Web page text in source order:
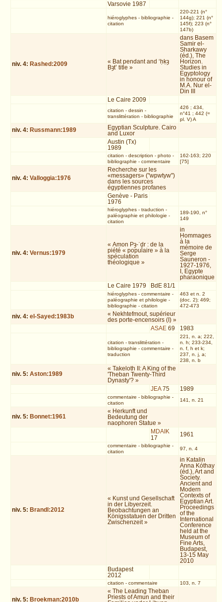
Varsovie 1987
hiéroglyphes- bibliographie -
citation
220-221 (n°
144g); 221 (n°
145f); 223 (n°
147b)
niv. 4: Rashed:2009
« Bat pendant and ‘ḥḳȝ
Bȝt’ title »
dans Basem
Samir el-
Sharkawy
(éd.), The
Horizon.
Studies in
Egyptology
in honour of
M.A. Nur el-
Din III
Le Caire 2009
citation - dessin -
translittération - bibliographie
426 ; 434,
n°41 ; 442 (=
pl. V) A
niv. 4: Russmann:1989
Egyptian Sculpture. Cairo
and Luxor
Austin (Tx)
1989
citation - description - photo-
bibliographie - commentaire
162-163; 220
[75]
niv. 4:Valloggia:1976
Recherche sur les
«messagers» ("wpwtyw")
dans les sources
égyptiennes profanes
Genève - Paris
1976
hiéroglyphes- traduction -
paléographie et philologie -
citation
189-190, n°
149
niv. 4:Vernus:1979
« Amon Pȝ-ʿḏr : de la
piété « populaire » à la
spéculation
théologique »
in
Hommages
à la
mémoire de
Serge
Sauneron -
1927-1976,
I, Egypte
pharaonique
Le Caire 1979
BdE 81/1
hiéroglyphes- commentaire -
paléographie et philologie -
bibliographie - citation
463 et n. 2
(doc. 2); 469;
472-473
niv. 4:el-Sayed:1983b
« Nekhtefmout, supérieur
des porte-encensoirs (I) »
ASAE 69 1983
citation - translittération -
bibliographie - commentaire -
traduction
221, n. a; 222,
n. h; 233-234,
n. f, h et k;
237, n. j, a;
238, n. b
niv. 5:Aston:1989
« Takeloth II: A King of the
'Theban Twenty-Third
Dynasty'? »
JEA75 1989
commentaire - bibliographie -
citation
141, n. 21
niv. 5: Bonnet:1961
« Herkunft und
Bedeutung der
naophoren Statue »
MDAIK
17
1961
commentaire - bibliographie -
citation
97, n. 4
niv. 5: Brandl:2012
« Kunst und Gesellschaft
in der Libyerzeit.
Beobachtungen an
Königsstatuen der Dritten
Zwischenzeit »
in Katalin
Anna Kóthay
(éd.), Art and
Society.
Ancient and
Modern
Contexts of
Egyptian Art.
Proceedings
of the
International
Conference
held at the
Museum of
Fine Arts,
Budapest,
13-15 May
2010
Budapest
2012
citation - commentaire 103, n. 7
niv. 5: Broekman:2010b
« The Leading Theban
Priests of Amun and their